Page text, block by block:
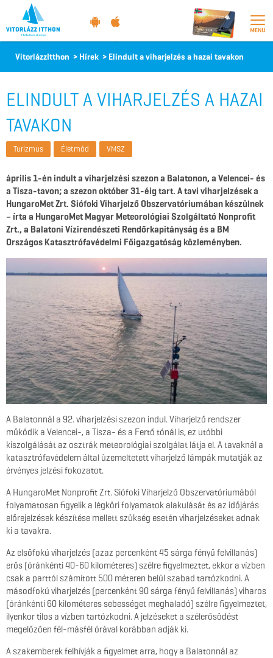
Vitorlázz
itthon
VitorlázzItthon > Hírek > Elindult a viharjelzés a hazai tavakon
ELINDULT A VIHARJELZÉS A HAZAI
TAVAKON
Turizmus Életmód VMSZ
április 1-én indult a viharjelzési szezon a Balatonon, a Velencei- és
a Tisza-tavon; a szezon október 31-éig tart. A tavi viharjelzések a
HungaroMet Zrt. Siófoki Viharjelző Obszervatóriumában készülnek
– írta a HungaroMet Magyar Meteorológiai Szolgáltató Nonprofit
Zrt., a Balatoni Vízirendészeti Rendőrkapitányság és a BM
Országos Katasztrófavédelmi Főigazgatóság közleményben.
A Balatonnál a 92. viharjelzési szezon indul. Viharjelző rendszer
működik a Velencei-, a Tisza- és a Fertő tónál is, ez utóbbi
kiszolgálását az osztrák meteorológiai szolgálat látja el. A tavaknál a
katasztrófavédelem által üzemeltetett viharjelző lámpák mutatják az
érvényes jelzési fokozatot.
A HungaroMet Nonprofit Zrt. Siófoki Viharjelző Obszervatóriumából
folyamatosan figyelik a légköri folyamatok alakulását és az időjárás
előrejelzések készítése mellett szükség esetén viharjelzéseket adnak
ki a tavakra.
Az elsőfokú viharjelzés (azaz percenként 45 sárga fényű felvillanás)
erős (óránkénti 40-60 kilométeres) szélre figyelmeztet, ekkor a vízben
csak a parttól számított 500 méteren belül szabad tartózkodni. A
másodfokú viharjelzés (percenként 90 sárga fényű felvillanás) viharos
(óránkénti 60 kilométeres sebességet meghaladó) szélre figyelmeztet,
ilyenkor tilos a vízben tartózkodni. A jelzéseket a szélerősödést
megelőzően fél-másfél órával korábban adják ki.
A szakemberek felhívják a figyelmet arra, hogy a Balatonnál az